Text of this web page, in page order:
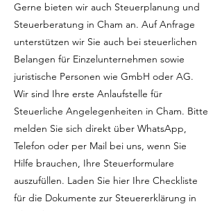
Gerne bieten wir auch Steuerplanung und
Steuerberatung in Cham an. Auf Anfrage
unterstützen wir Sie auch bei steuerlichen
Belangen für Einzelunternehmen sowie
juristische Personen wie GmbH oder AG.
Wir sind Ihre erste Anlaufstelle für
Steuerliche Angelegenheiten in Cham. Bitte
melden Sie sich direkt über WhatsApp,
Telefon oder per Mail bei uns, wenn Sie
Hilfe brauchen, Ihre Steuerformulare
auszufüllen. Laden Sie hier Ihre Checkliste
für die Dokumente zur Steuererklärung in